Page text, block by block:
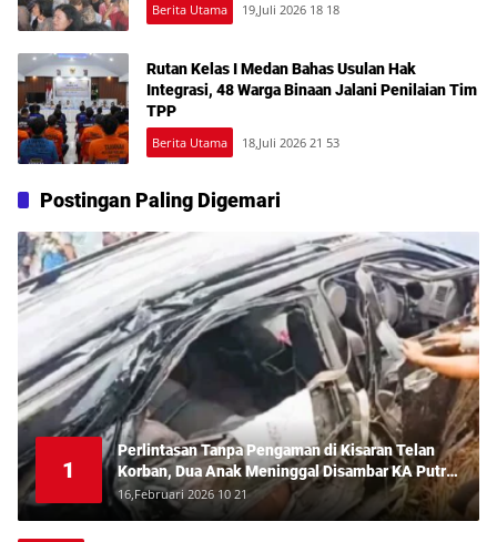
Berita Utama 19,Juli 2026 18 18
Rutan Kelas I Medan Bahas Usulan Hak
Integrasi, 48 Warga Binaan Jalani Penilaian Tim
TPP
Berita Utama 18,Juli 2026 21 53
Postingan Paling Digemari
1
Perlintasan Tanpa Pengaman di Kisaran Telan
Korban, Dua Anak Meninggal Disambar KA Putri
Deli
16,Februari 2026 10 21